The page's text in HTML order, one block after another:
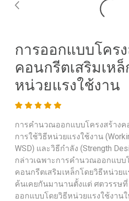
การออกแบบโคร
คอนกรีตเสริมเห
หน่วยแรงใช้งาน
การคำนวณออกแบบโครงสร้างค
การใช้วิธีหน่วยแรงใช้งาน
WSD) และวิธีกำลัง (Strength
กล่าวเฉพาะการคำนวณออกแบบ
คอนกรีตเสริมเหล็กโดยวิธีหน่วย
ค้นเคยกันมานานตั้งแต่ ศตวรรษ
ออกแบบโดยวิธีหน่วยแรงใช้งาน